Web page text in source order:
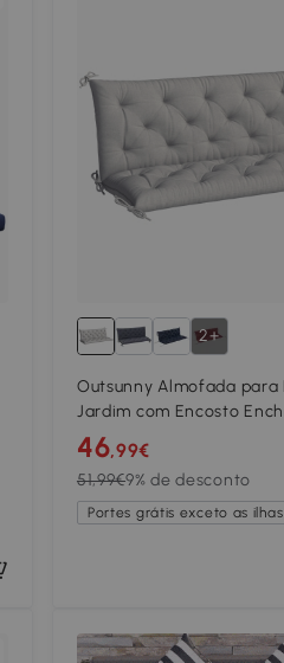
2+
Outsunny Almofada para
Jardim com Encosto
Espesso e Fitas de
e Exterior 150x98x8 cm
46,99€
51,99€9% de desconto
Portes grátis exceto as ilhas